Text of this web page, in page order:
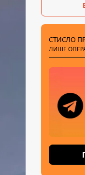
СТИСЛО
ЛИШЕ